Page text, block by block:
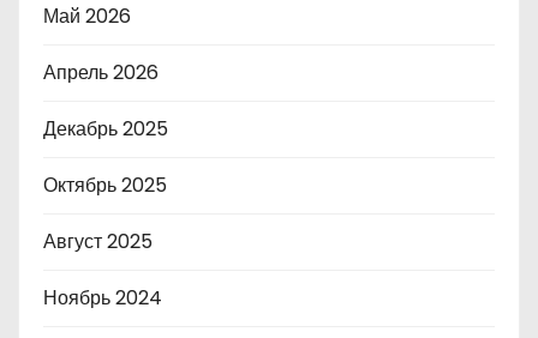
Май 2026
Апрель 2026
Декабрь 2025
Октябрь 2025
Август 2025
Ноябрь 2024